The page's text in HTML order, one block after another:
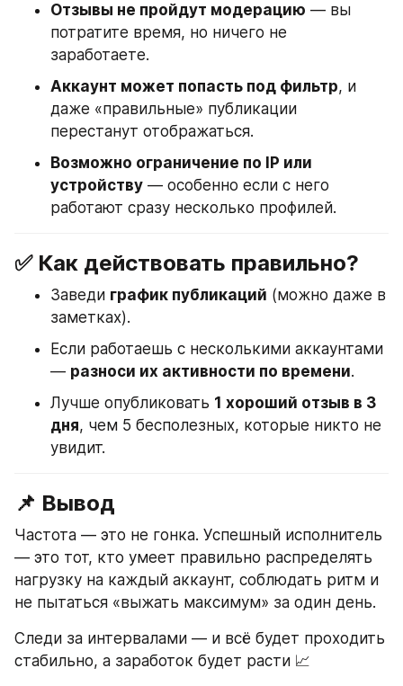
Отзывы не пройдут модерацию — вы
потратите время, но ничего не
заработаете.
Аккаунт может попасть под фильтр, и
даже «правильные» публикации
перестанут отображаться.
Возможно ограничение по IP или
устройству — особенно если с него
работают сразу несколько профилей.
✅ Как действовать правильно?
Заведи график публикаций (можно даже в
заметках).
Если работаешь с несколькими аккаунтами
— разноси их активности по времени.
Лучше опубликовать 1 хороший отзыв в 3
дня, чем 5 бесполезных, которые никто не
увидит.
📌 Вывод
Частота — это не гонка. Успешный исполнитель
— это тот, кто умеет правильно распределять
нагрузку на каждый аккаунт, соблюдать ритм и
не пытаться «выжать максимум» за один день.
Следи за интервалами — и всё будет проходить
стабильно, а заработок будет расти 📈